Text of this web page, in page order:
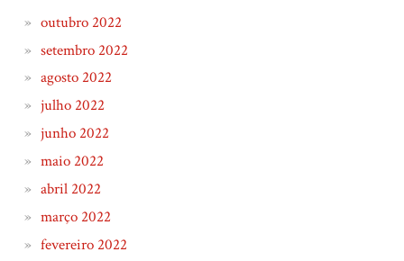
outubro 2022
setembro 2022
agosto 2022
julho 2022
junho 2022
maio 2022
abril 2022
março 2022
fevereiro 2022